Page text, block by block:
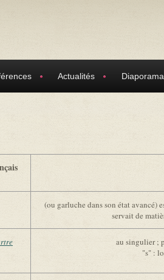
Actualités Diaporama
(ou garluche dans son état avancé)
servait de
au singulier ;
"s" :